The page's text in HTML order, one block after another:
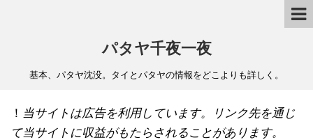
パタヤ千夜一夜
基本、パタヤ沈没。タイとパタヤの情報をどこよりも詳しく。
！ 当サイトは広告を利用しています。リンク先を通じ
て当サイトに収益がもたらされることがあります。